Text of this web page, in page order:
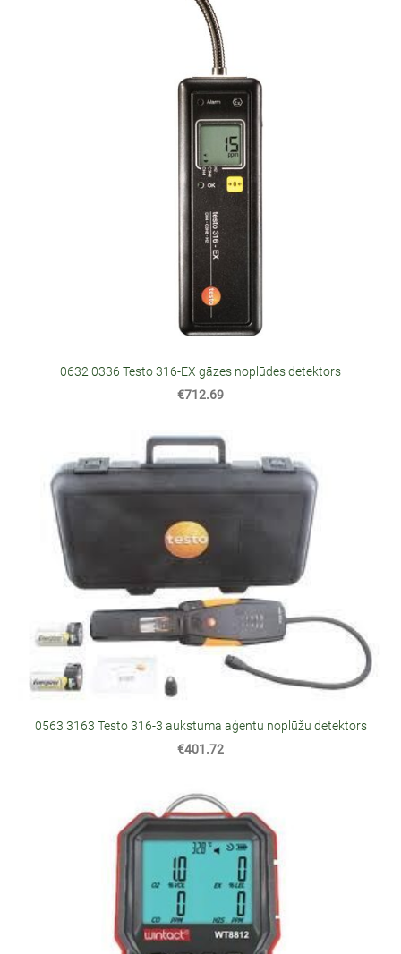
0632 0336 Testo 316-EX gāzes noplūdes detektors
€712.69
0563 3163 Testo 316-3 aukstuma aģentu noplūžu detektors
€401.72